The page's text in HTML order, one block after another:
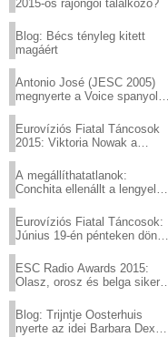
2015-ös rajongói találkozó?
Blog: Bécs tényleg kitett
magáért
Antonio José (JESC 2005)
megnyerte a Voice spanyol
Eurovíziós Fiatal Táncosok
2015: Viktoria Nowak a
A megállíthatatlanok:
Conchita ellenállt a lengyel
Eurovíziós Fiatal Táncosok:
Június 19-én pénteken döntő
ESC Radio Awards 2015:
Olasz, orosz és belga siker,
Blog: Trijntje Oosterhuis
nyerte az idei Barbara Dex